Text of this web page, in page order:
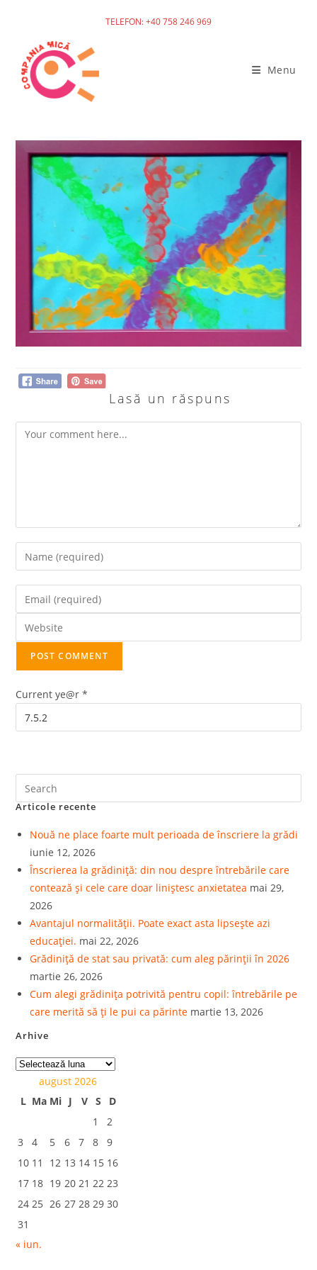
TELEFON: +40 758 246 969
Menu
Lasă un răspuns
Current ye@r*
Articole recente
Nouă ne place foarte mult perioada de înscriere la grădi
iunie 12, 2026
Înscrierea la grădiniță: din nou despre întrebările care
contează și cele care doar liniștesc anxietatea mai 29,
2026
Avantajul normalității. Poate exact asta lipsește azi
educației. mai 22, 2026
Grădiniță de stat sau privată: cum aleg părinții în 2026
martie 26, 2026
Cum alegi grădinița potrivită pentru copil: întrebările pe
care merită să ți le pui ca părinte martie 13, 2026
Arhive
august 2026
L Ma Mi J V S
D
1
2
3
4 5 6 7 8
9
10 11 12 13 14 15 16
17 18 19 20 21 22 23
24 25 26 27 28 29 30
31
« iun.